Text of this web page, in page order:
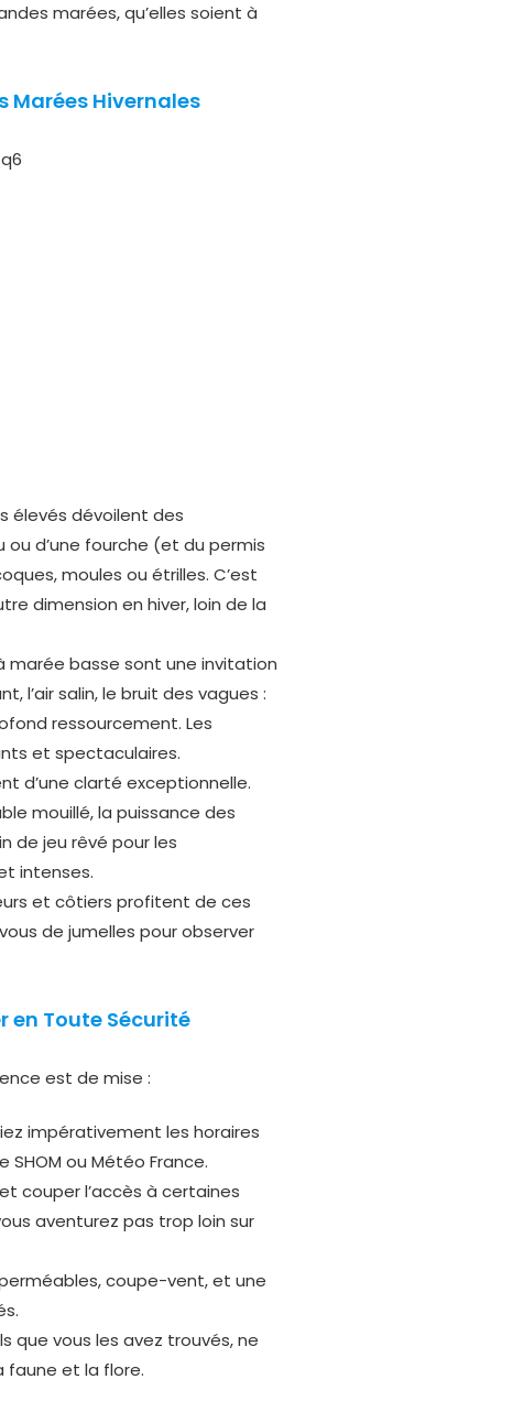
marées, qu’elles soient à
Marées Hivernales
élevés dévoilent des
d’une fourche (et du permis
moules ou étrilles. C’est
dimension en hiver, loin de la
marée basse sont une invitation
l’air salin, le bruit des vagues :
ressourcement. Les
et spectaculaires.
d’une clarté exceptionnelle.
mouillé, la puissance des
de jeu rêvé pour les
intenses.
et côtiers profitent de ces
de jumelles pour observer
en Toute Sécurité
est de mise :
impérativement les horaires
ou Météo France.
couper l’accès à certaines
aventurez pas trop loin sur
coupe-vent, et une
que vous les avez trouvés, ne
faune et la flore.